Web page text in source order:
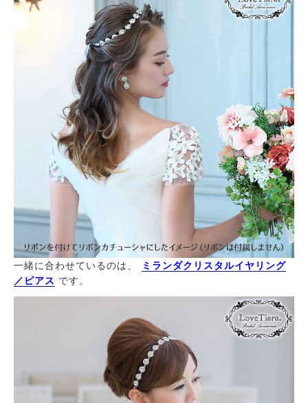
一緒に合わせているのは、
ミランダクリスタルイヤリング
／ピアス です。